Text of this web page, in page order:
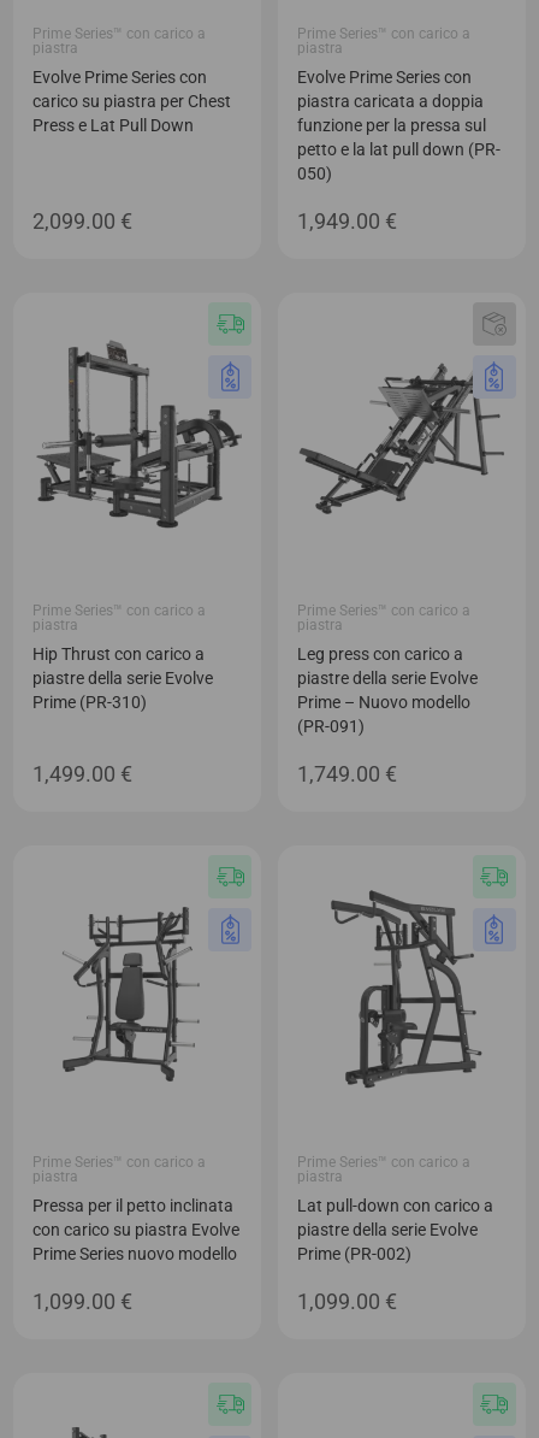
Prime Series™ con carico a
piastra
Evolve Prime Series con
carico su piastra per Chest
Press e Lat Pull Down
2,099.00 €
Prime Series™ con carico a
piastra
Evolve Prime Series con
piastra caricata a doppia
funzione per la pressa sul
petto e la lat pull down (PR-
050)
1,949.00 €
Prime Series™ con carico a
piastra
Hip Thrust con carico a
piastre della serie Evolve
Prime (PR-310)
1,499.00 €
Prime Series™ con carico a
piastra
Leg press con carico a
piastre della serie Evolve
Prime – Nuovo modello
(PR-091)
1,749.00 €
Prime Series™ con carico a
piastra
Pressa per il petto inclinata
con carico su piastra Evolve
Prime Series nuovo modello
1,099.00 €
Prime Series™ con carico a
piastra
Lat pull-down con carico a
piastre della serie Evolve
Prime (PR-002)
1,099.00 €